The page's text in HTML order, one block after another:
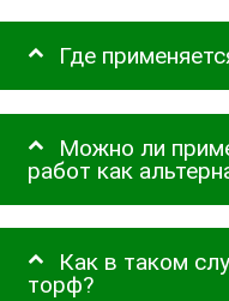
Где
Можно ли
работ как
Как в таком
торф?